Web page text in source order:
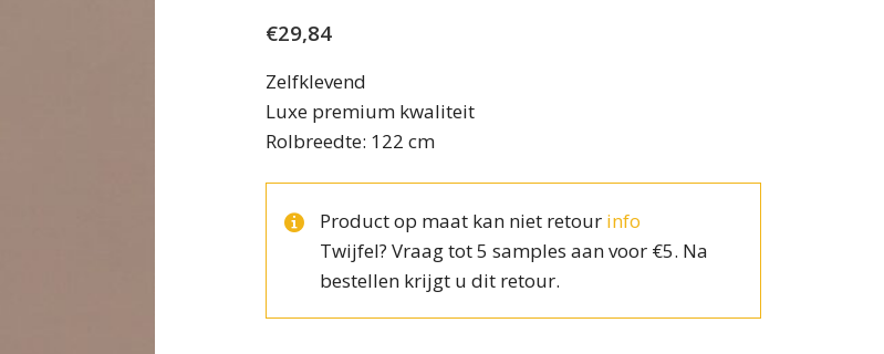
€29,84
Zelfklevend
Luxe premium kwaliteit
Rolbreedte: 122 cm
Product op maat kan niet retour info
Twijfel? Vraag tot 5 samples aan voor €5. Na
bestellen krijgt u dit retour.